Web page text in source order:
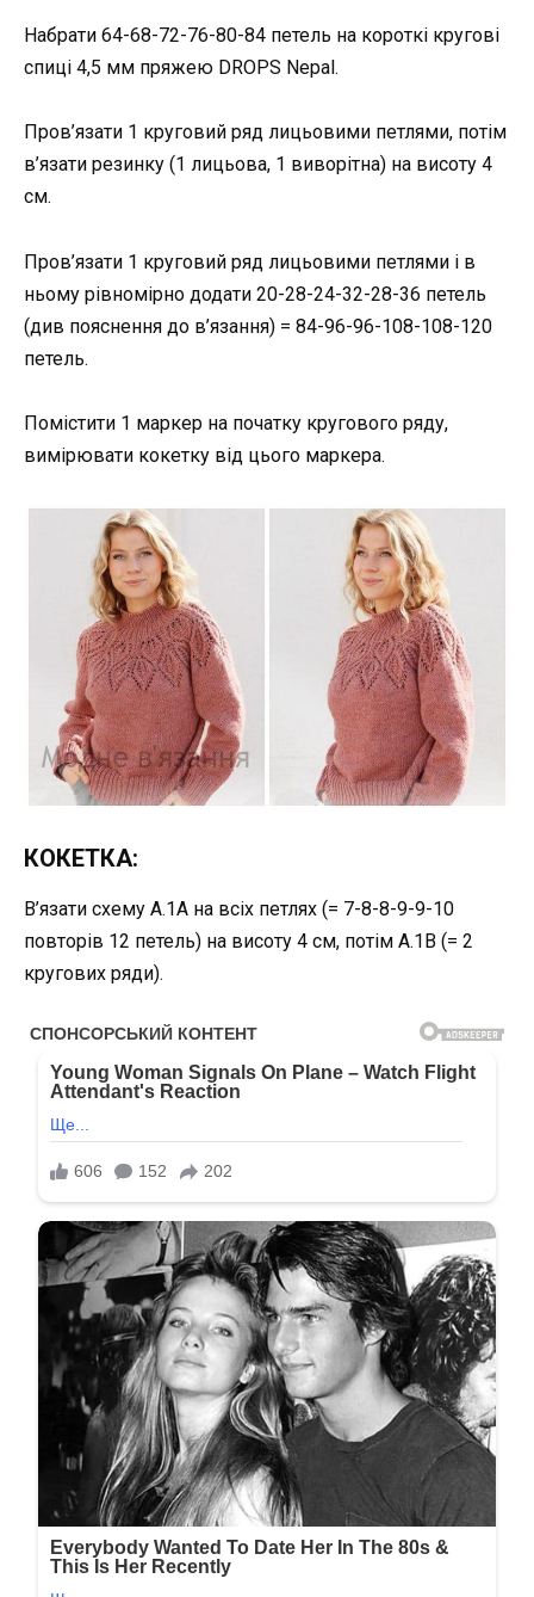
Набрати 64-68-72-76-80-84 петель на короткі кругові
спиці 4,5 мм пряжею DROPS Nepal.
Пров’язати 1 круговий ряд лицьовими петлями, потім
в’язати резинку (1 лицьова, 1 виворітна) на висоту 4
см.
Пров’язати 1 круговий ряд лицьовими петлями і в
ньому рівномірно додати 20-28-24-32-28-36 петель
(див пояснення до в’язання) = 84-96-96-108-108-120
петель.
Помістити 1 маркер на початку кругового ряду,
вимірювати кокетку від цього маркера.
КОКЕТКА:
В’язати схему A.1A на всіх петлях (= 7-8-8-9-9-10
повторів 12 петель) на висоту 4 см, потім A.1B (= 2
кругових ряди).